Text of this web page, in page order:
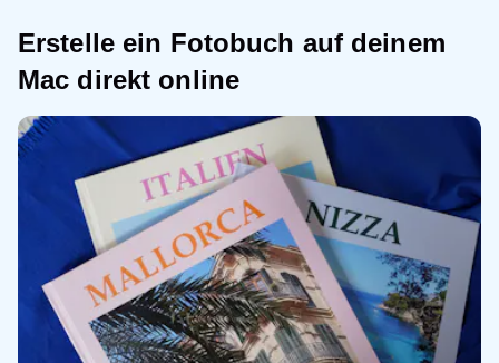
Erstelle ein Fotobuch auf deinem
Mac direkt online